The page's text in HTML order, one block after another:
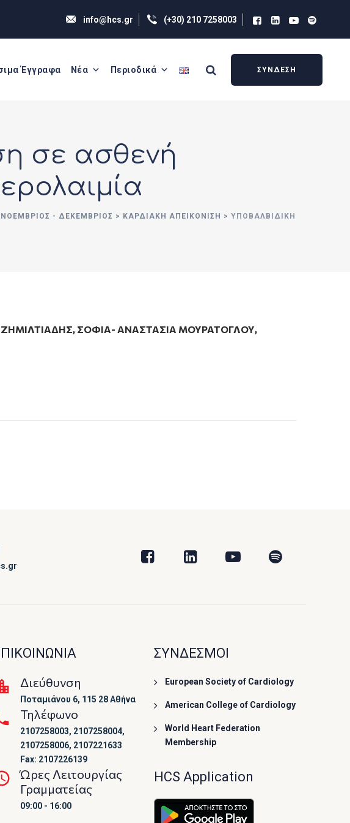
info@hcs.gr (+30) 210 7258003
Έγγραφα Νέα Περιοδικά ΣΥΝΔΕΣΗ
σε ασθενή
ΝΟΈΜΒΡΙΟΣ - ΔΕΚΈΜΒΡΙΟΣ > ΚΑΡΔΙΑΚΗ ΑΠΕΙΚΟΝΙΣΗ > ΥΠΟΒΑΛΒΙΔΙΚΉ
, ΣΟΦΙΑ- ΑΝΑΣΤΑΣΙΑ ΜΟΥΡΑΤΟΓΛΟΥ,
Διεύθυνση
Ποταμιάνου 6, 115 28 Αθήνα
Τηλέφωνο
2107258003, 2107258004,
2107258006, 2107221633
Fax: 2107226139
Ώρες Λειτουργίας
Γραμματείας
09:00 - 16:00
ΣΥΝΔΕΣΜΟΙ
European Society of Cardiology
American College of Cardiology
World Heart Federation
Membership
HCS Application